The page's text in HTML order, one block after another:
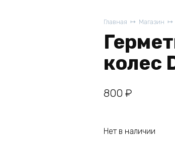
Главная
Магазин
колес
800 ₽
Нет в наличии